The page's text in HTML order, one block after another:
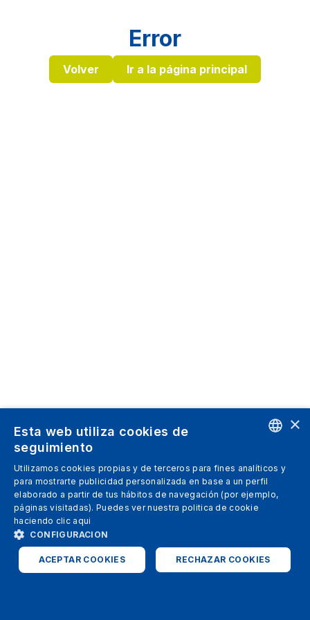
Error
Volver Ir a la página principal
SPANISH
ITALIAN
ENGLISH
×
Esta web utiliza cookies de
seguimiento
Utilizamos cookies propias y de terceros para fines analíticos y
para mostrarte publicidad personalizada en base a un perfil
elaborado a partir de tus hábitos de navegación (por ejemplo,
páginas visitadas). Puedes ver nuestra politica de cookie
haciendo clic aqui
CONFIGURACION
ACEPTAR COOKIES RECHAZAR COOKIES